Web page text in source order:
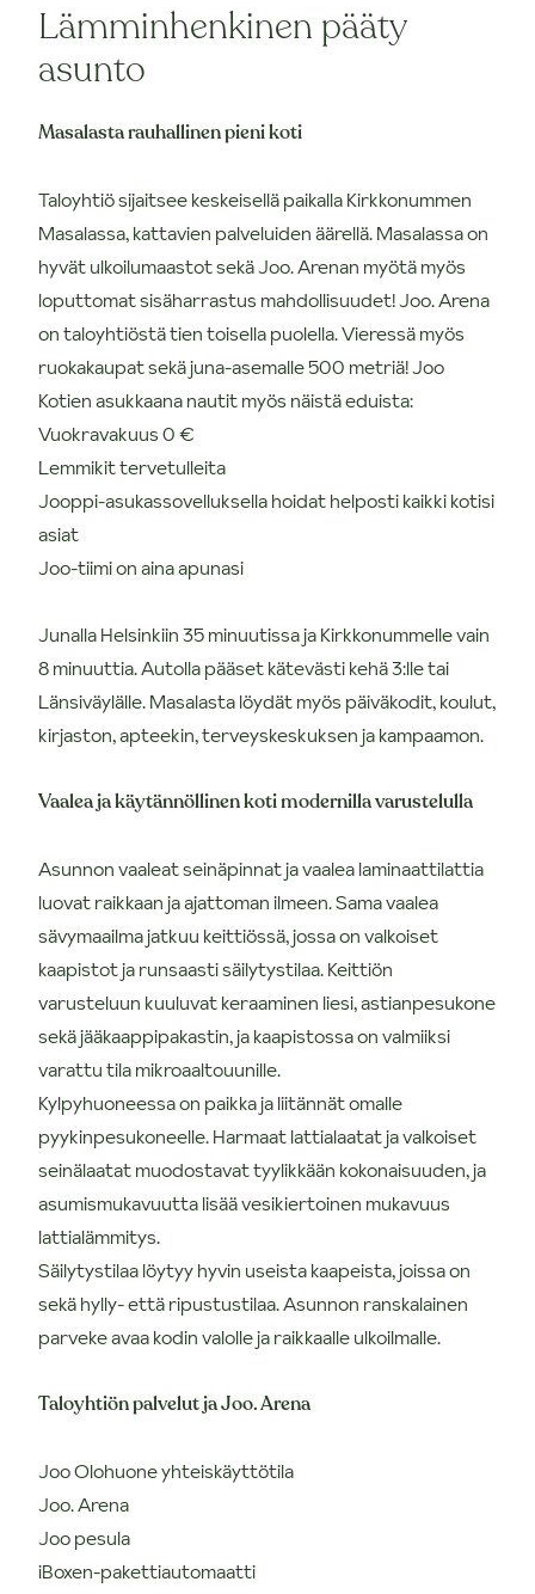
Lämminhenkinen pääty
asunto
Masalasta rauhallinen pieni koti
Taloyhtiö sijaitsee keskeisellä paikalla Kirkkonummen
Masalassa, kattavien palveluiden äärellä. Masalassa on
hyvät ulkoilumaastot sekä Joo. Arenan myötä myös
loputtomat sisäharrastus mahdollisuudet! Joo. Arena
on taloyhtiöstä tien toisella puolella. Vieressä myös
ruokakaupat sekä juna-asemalle 500 metriä! Joo
Kotien asukkaana nautit myös näistä eduista:
Vuokravakuus 0 €
Lemmikit tervetulleita
Jooppi-asukassovelluksella hoidat helposti kaikki kotisi
asiat
Joo-tiimi on aina apunasi
Junalla Helsinkiin 35 minuutissa ja Kirkkonummelle vain
8 minuuttia. Autolla pääset kätevästi kehä 3:lle tai
Länsiväylälle. Masalasta löydät myös päiväkodit, koulut,
kirjaston, apteekin, terveyskeskuksen ja kampaamon.
Vaalea ja käytännöllinen koti modernilla varustelulla
Asunnon vaaleat seinäpinnat ja vaalea laminaattilattia
luovat raikkaan ja ajattoman ilmeen. Sama vaalea
sävymaailma jatkuu keittiössä, jossa on valkoiset
kaapistot ja runsaasti säilytystilaa. Keittiön
varusteluun kuuluvat keraaminen liesi, astianpesukone
sekä jääkaappipakastin, ja kaapistossa on valmiiksi
varattu tila mikroaaltouunille.
Kylpyhuoneessa on paikka ja liitännät omalle
pyykinpesukoneelle. Harmaat lattialaatat ja valkoiset
seinälaatat muodostavat tyylikkään kokonaisuuden, ja
asumismukavuutta lisää vesikiertoinen mukavuus
lattialämmitys.
Säilytystilaa löytyy hyvin useista kaapeista, joissa on
sekä hylly- että ripustustilaa. Asunnon ranskalainen
parveke avaa kodin valolle ja raikkaalle ulkoilmalle.
Taloyhtiön palvelut ja Joo. Arena
Joo Olohuone yhteiskäyttötila
Joo. Arena
Joo pesula
iBoxen-pakettiautomaatti